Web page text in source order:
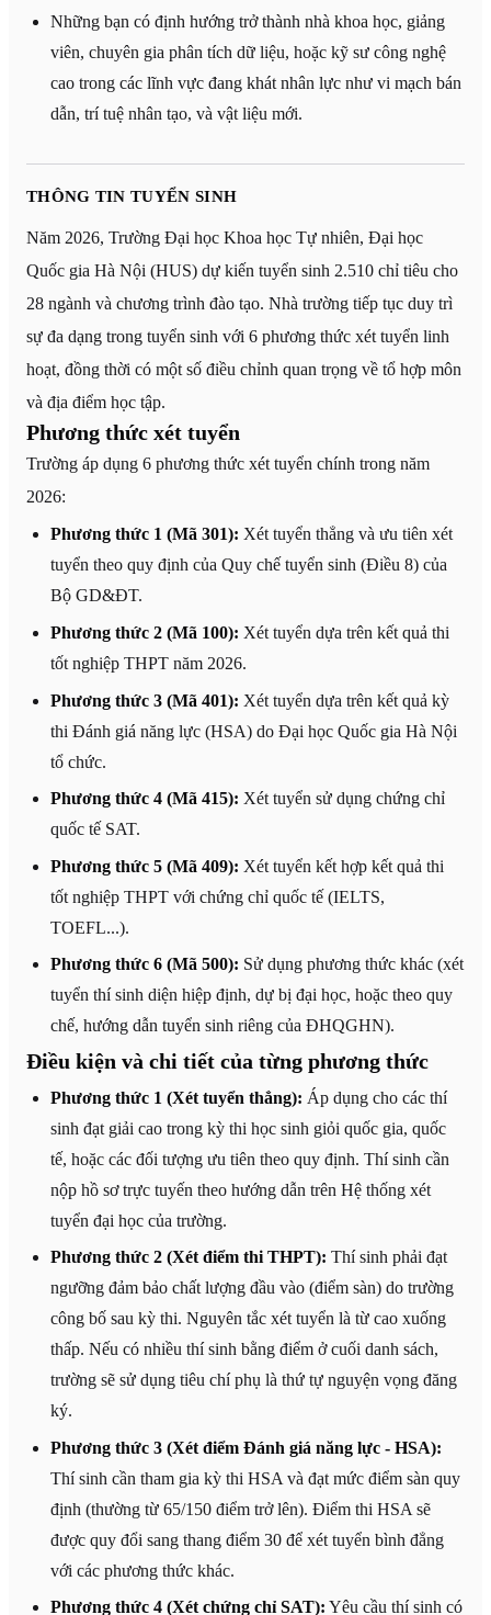
Những bạn có định hướng trở thành nhà khoa học, giảng
viên, chuyên gia phân tích dữ liệu, hoặc kỹ sư công nghệ
cao trong các lĩnh vực đang khát nhân lực như vi mạch bán
dẫn, trí tuệ nhân tạo, và vật liệu mới.
THÔNG TIN TUYỂN SINH
Năm 2026, Trường Đại học Khoa học Tự nhiên, Đại học
Quốc gia Hà Nội (HUS) dự kiến tuyển sinh 2.510 chỉ tiêu cho
28 ngành và chương trình đào tạo. Nhà trường tiếp tục duy trì
sự đa dạng trong tuyển sinh với 6 phương thức xét tuyển linh
hoạt, đồng thời có một số điều chỉnh quan trọng về tổ hợp môn
và địa điểm học tập.
Phương thức xét tuyển
Trường áp dụng 6 phương thức xét tuyển chính trong năm
2026:
Phương thức 1 (Mã 301): Xét tuyển thẳng và ưu tiên xét
tuyển theo quy định của Quy chế tuyển sinh (Điều 8) của
Bộ GD&ĐT.
Phương thức 2 (Mã 100): Xét tuyển dựa trên kết quả thi
tốt nghiệp THPT năm 2026.
Phương thức 3 (Mã 401): Xét tuyển dựa trên kết quả kỳ
thi Đánh giá năng lực (HSA) do Đại học Quốc gia Hà Nội
tổ chức.
Phương thức 4 (Mã 415): Xét tuyển sử dụng chứng chỉ
quốc tế SAT.
Phương thức 5 (Mã 409): Xét tuyển kết hợp kết quả thi
tốt nghiệp THPT với chứng chỉ quốc tế (IELTS,
TOEFL...).
Phương thức 6 (Mã 500): Sử dụng phương thức khác (xét
tuyển thí sinh diện hiệp định, dự bị đại học, hoặc theo quy
chế, hướng dẫn tuyển sinh riêng của ĐHQGHN).
Điều kiện và chi tiết của từng phương thức
Phương thức 1 (Xét tuyển thẳng): Áp dụng cho các thí
sinh đạt giải cao trong kỳ thi học sinh giỏi quốc gia, quốc
tế, hoặc các đối tượng ưu tiên theo quy định. Thí sinh cần
nộp hồ sơ trực tuyến theo hướng dẫn trên Hệ thống xét
tuyển đại học của trường.
Phương thức 2 (Xét điểm thi THPT): Thí sinh phải đạt
ngưỡng đảm bảo chất lượng đầu vào (điểm sàn) do trường
công bố sau kỳ thi. Nguyên tắc xét tuyển là từ cao xuống
thấp. Nếu có nhiều thí sinh bằng điểm ở cuối danh sách,
trường sẽ sử dụng tiêu chí phụ là thứ tự nguyện vọng đăng
ký.
Phương thức 3 (Xét điểm Đánh giá năng lực - HSA):
Thí sinh cần tham gia kỳ thi HSA và đạt mức điểm sàn quy
định (thường từ 65/150 điểm trở lên). Điểm thi HSA sẽ
được quy đổi sang thang điểm 30 để xét tuyển bình đẳng
với các phương thức khác.
Phương thức 4 (Xét chứng chỉ SAT): Yêu cầu thí sinh có